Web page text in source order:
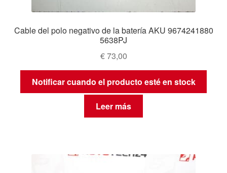
Cable del polo negativo de la batería AKU 9674241880
5638PJ
€73,00
Notificar cuando el producto esté en stock
Leer más